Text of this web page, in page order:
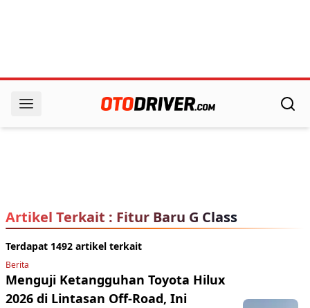
Artikel Terkait : Fitur Baru G Class
Terdapat 1492 artikel terkait
Berita
Menguji Ketangguhan Toyota Hilux
2026 di Lintasan Off-Road, Ini